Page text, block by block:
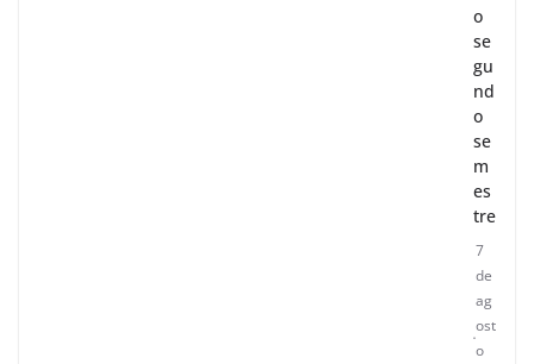
o
se
gu
nd
o
se
m
es
tre
7
de
ag
ost
o